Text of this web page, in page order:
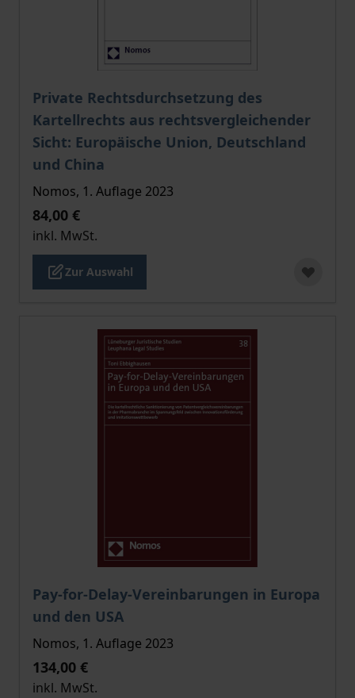
Private Rechtsdurchsetzung des
Kartellrechts aus rechtsvergleichender
Sicht: Europäische Union, Deutschland
und China
Der Preis dieses Titels richtet sich nach der
Nomos, 1. Auflage 2023
84,00 €
inkl. MwSt.
Zur Auswahl
Pay-for-Delay-Vereinbarungen in Europa
und den USA
Der Preis dieses Titels richtet sich nach der
Nomos, 1. Auflage 2023
134,00 €
inkl. MwSt.